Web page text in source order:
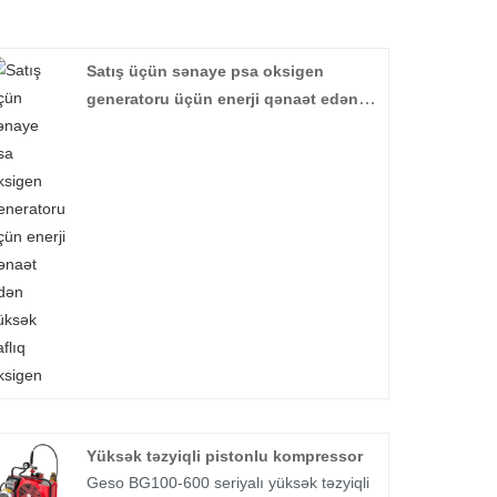
Satış üçün sənaye psa oksigen
generatoru üçün enerji qənaət edən
Yüksək təzyiqli pistonlu kompressor
Geso BG100-600 seriyalı yüksək təzyiqli